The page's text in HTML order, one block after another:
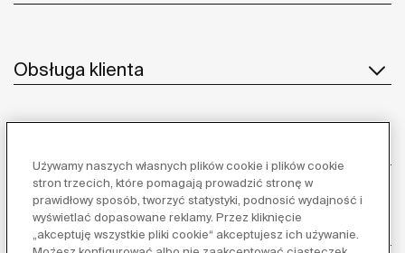
Obsługa klienta
Inspiracja
Używamy naszych własnych plików cookie i plików cookie
stron trzecich, które pomagają prowadzić stronę w
prawidłowy sposób, tworzyć statystyki, podnosić wydajność i
wyświetlać dopasowane reklamy. Przez kliknięcie
„akceptuję wszystkie pliki cookie“ akceptujesz ich używanie.